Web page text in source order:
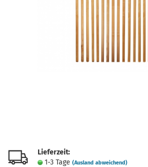
Lieferzeit:
1-3 Tage (Ausland abweichend)